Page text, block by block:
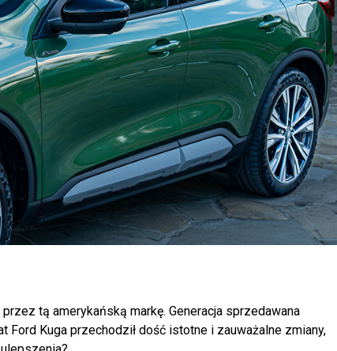
tą amerykańską markę. Generacja sprzedawana
Kuga przechodził dość istotne i zauważalne zmiany,